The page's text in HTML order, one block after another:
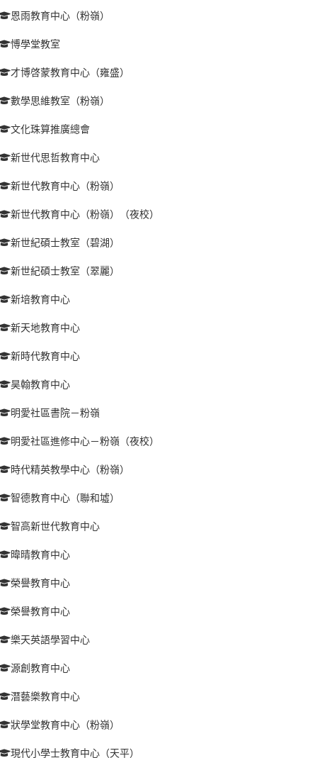
恩雨教育中心（粉嶺）
愽學堂教室
才博啓蒙教育中心（雍盛）
數學思維教室（粉嶺）
文化珠算推廣總會
新世代思哲教育中心
新世代教育中心（粉嶺）
新世代教育中心（粉嶺）（夜校）
新世紀碩士教室（碧湖）
新世紀碩士教室（翠麗）
新培教育中心
新天地教育中心
新時代教育中心
昊翰教育中心
明愛社區書院－粉嶺
明愛社區進修中心－粉嶺（夜校）
時代精英教學中心（粉嶺）
智德教育中心（聯和墟）
智高新世代教育中心
暐晴教育中心
榮譽教育中心
榮譽教育中心
樂天英語學習中心
源創教育中心
潛藝樂教育中心
狀學堂教育中心（粉嶺）
現代小學士教育中心（天平）